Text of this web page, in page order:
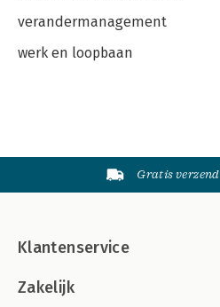
verandermanagement
werk en loopbaan
Gratis
Klantenservice
Zakelijk